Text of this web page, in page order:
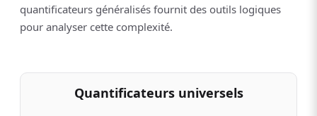
quantificateurs généralisés fournit des outils logiques
pour analyser cette complexité.
Quantificateurs universels